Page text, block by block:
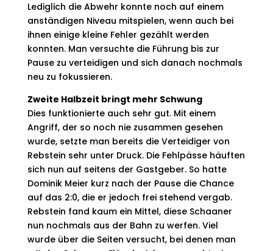
Lediglich die Abwehr konnte noch auf einem
anständigen Niveau mitspielen, wenn auch bei
ihnen einige kleine Fehler gezählt werden
konnten. Man versuchte die Führung bis zur
Pause zu verteidigen und sich danach nochmals
neu zu fokussieren.
Zweite Halbzeit bringt mehr Schwung
Dies funktionierte auch sehr gut. Mit einem
Angriff, der so noch nie zusammen gesehen
wurde, setzte man bereits die Verteidiger von
Rebstein sehr unter Druck. Die Fehlpässe häuften
sich nun auf seitens der Gastgeber. So hatte
Dominik Meier kurz nach der Pause die Chance
auf das 2:0, die er jedoch frei stehend vergab.
Rebstein fand kaum ein Mittel, diese Schaaner
nun nochmals aus der Bahn zu werfen. Viel
wurde über die Seiten versucht, bei denen man